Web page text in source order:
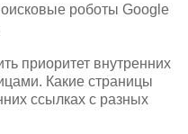
роботы Google
приоритет внутренних
Какие страницы
ссылках с разных